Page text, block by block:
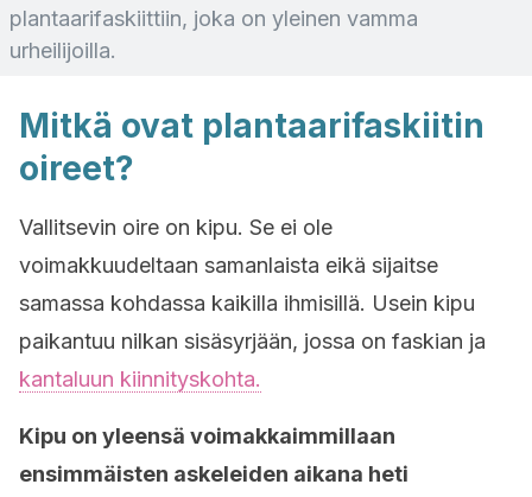
plantaarifaskiittiin, joka on yleinen vamma
urheilijoilla.
Mitkä ovat plantaarifaskiitin
oireet?
Vallitsevin oire on kipu. Se ei ole
voimakkuudeltaan samanlaista eikä sijaitse
samassa kohdassa kaikilla ihmisillä. Usein kipu
paikantuu nilkan sisäsyrjään, jossa on faskian ja
kantaluun kiinnityskohta.
Kipu on yleensä voimakkaimmillaan
ensimmäisten askeleiden aikana heti